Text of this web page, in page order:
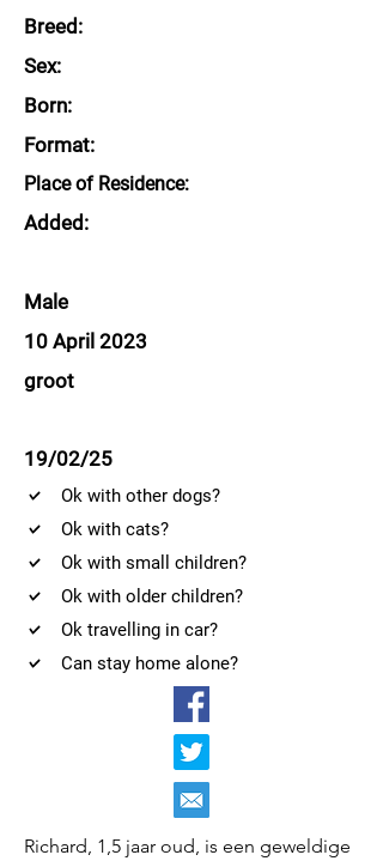
Breed:
Sex:
Born:
Format:
Place of Residence:
Added:
Male
10 April 2023
groot
19/02/25
Ok with other dogs?
Ok with cats?
Ok with small children?
Ok with older children?
Ok travelling in car?
Can stay home alone?
Richard, 1,5 jaar oud, is een geweldige